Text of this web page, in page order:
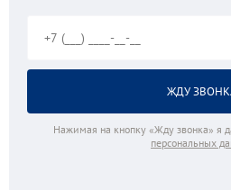
Нажимая на кнопку «Жду звонка» я
персональных